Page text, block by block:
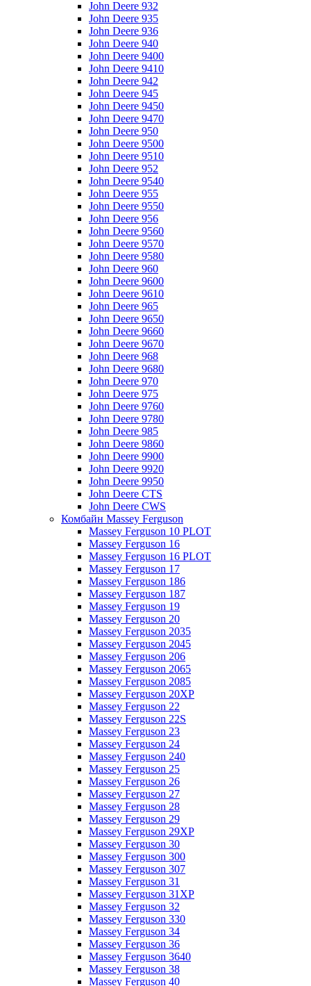
John Deere 932
John Deere 935
John Deere 936
John Deere 940
John Deere 9400
John Deere 9410
John Deere 942
John Deere 945
John Deere 9450
John Deere 9470
John Deere 950
John Deere 9500
John Deere 9510
John Deere 952
John Deere 9540
John Deere 955
John Deere 9550
John Deere 956
John Deere 9560
John Deere 9570
John Deere 9580
John Deere 960
John Deere 9600
John Deere 9610
John Deere 965
John Deere 9650
John Deere 9660
John Deere 9670
John Deere 968
John Deere 9680
John Deere 970
John Deere 975
John Deere 9760
John Deere 9780
John Deere 985
John Deere 9860
John Deere 9900
John Deere 9920
John Deere 9950
John Deere CTS
John Deere CWS
Комбайн Massey Ferguson
Massey Ferguson 10 PLOT
Massey Ferguson 16
Massey Ferguson 16 PLOT
Massey Ferguson 17
Massey Ferguson 186
Massey Ferguson 187
Massey Ferguson 19
Massey Ferguson 20
Massey Ferguson 2035
Massey Ferguson 2045
Massey Ferguson 206
Massey Ferguson 2065
Massey Ferguson 2085
Massey Ferguson 20XP
Massey Ferguson 22
Massey Ferguson 22S
Massey Ferguson 23
Massey Ferguson 24
Massey Ferguson 240
Massey Ferguson 25
Massey Ferguson 26
Massey Ferguson 27
Massey Ferguson 28
Massey Ferguson 29
Massey Ferguson 29XP
Massey Ferguson 30
Massey Ferguson 300
Massey Ferguson 307
Massey Ferguson 31
Massey Ferguson 31XP
Massey Ferguson 32
Massey Ferguson 330
Massey Ferguson 34
Massey Ferguson 36
Massey Ferguson 3640
Massey Ferguson 38
Massey Ferguson 40